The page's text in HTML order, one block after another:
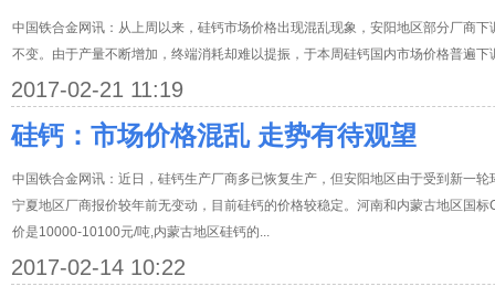
中国铁合金网讯：从上周以来，硅钙市场价格出现混乱现象，安阳地区部分厂商
不变。由于产量不断增加，终端消耗却难以提振，于本周硅钙国内市场价格普遍
2017-02-21 11:19
硅钙：市场价格混乱 走势有待观望
中国铁合金网讯：近日，硅钙生产厂商多已恢复生产，但安阳地区由于受到新一
宁夏地区厂商报价较年前无变动，目前硅钙的价格较稳定。河南和内蒙古地区国
价是10000-10100元/吨,内蒙古地区硅钙的...
2017-02-14 10:22